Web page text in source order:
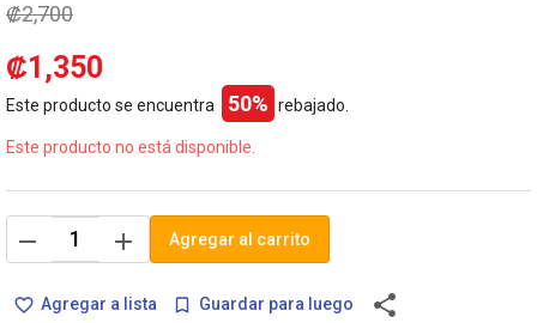
₡2,700
₡1,350
Este producto se encuentra 50% rebajado.
Este producto no está disponible.
remove add Agregar al carrito
favorite_border Agregar a lista bookmark_border Guardar para luego share